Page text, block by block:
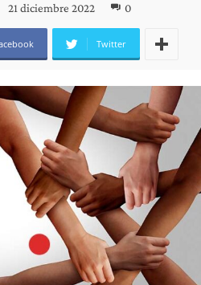
21 diciembre 2022 0
Twitter